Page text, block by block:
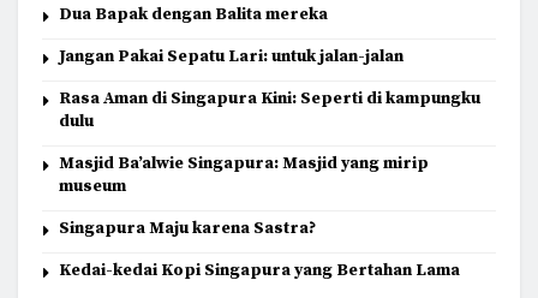
Dua Bapak dengan Balita mereka
Jangan Pakai Sepatu Lari: untuk jalan-jalan
Rasa Aman di Singapura Kini: Seperti di kampungku
dulu
Masjid Ba’alwie Singapura: Masjid yang mirip
museum
Singapura Maju karena Sastra?
Kedai-kedai Kopi Singapura yang Bertahan Lama